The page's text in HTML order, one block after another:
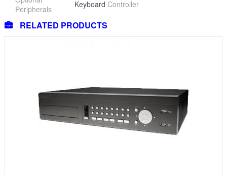
Peripherals
Keyboard Controller
RELATED PRODUCTS